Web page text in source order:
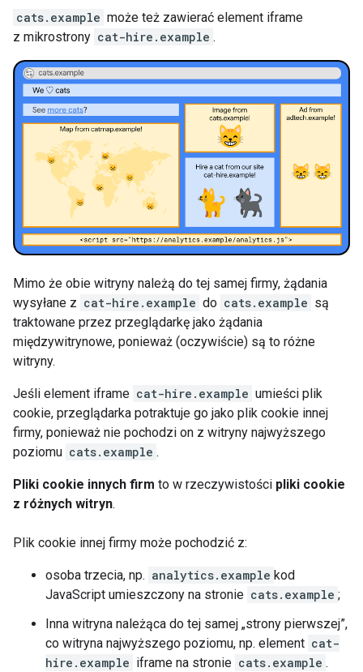
cats.example może też zawierać element iframe
z mikrostrony cat-hire.example .
Mimo że obie witryny należą do tej samej firmy, żądania
wysyłane z cat-hire.example do cats.example są
traktowane przez przeglądarkę jako żądania
międzywitrynowe, ponieważ (oczywiście) są to różne
witryny.
Jeśli element iframe cat-hire.example umieści plik
cookie, przeglądarka potraktuje go jako plik cookie innej
firmy, ponieważ nie pochodzi on z witryny najwyższego
poziomu cats.example .
Pliki cookie innych firm to w rzeczywistości pliki cookie
z różnych witryn.
Plik cookie innej firmy może pochodzić z:
osoba trzecia, np. analytics.example kod
JavaScript umieszczony na stronie cats.example ;
Inna witryna należąca do tej samej „strony pierwszej”,
co witryna najwyższego poziomu, np. element cat-
hire.example iframe na stronie cats.example .